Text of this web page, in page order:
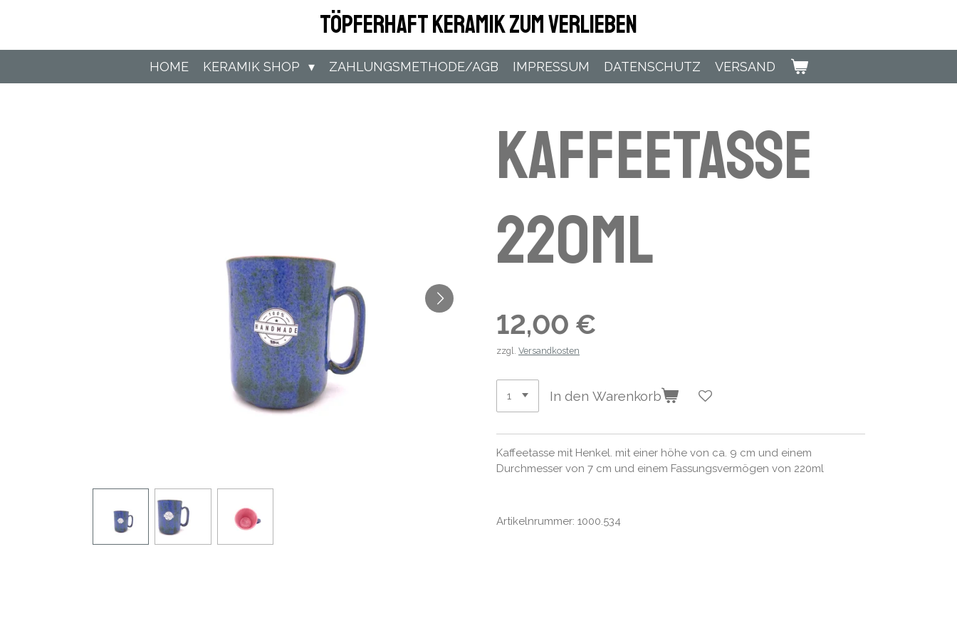
Töpferhaft Keramik zum Verlieben
HOME KERAMIK SHOP ZAHLUNGSMETHODE/AGB IMPRESSUM DATENSCHUTZ VERSAND
Kaffeetasse
220ml
12,00 €
zzgl. Versandkosten
In den Warenkorb
Kaffeetasse mit Henkel. mit einer höhe von ca. 9 cm und einem
Durchmesser von 7 cm und einem Fassungsvermögen von 220ml
Artikelnrummer: 1000.534